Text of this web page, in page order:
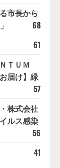
市長から
68
61
ＴＵＭ
届け】緑
57
株式会社
ルス感染
56
41